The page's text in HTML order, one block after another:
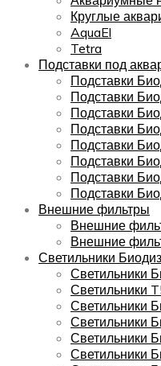
Круглые
AquaEl
Tetra
Подставки под
Подставки
Подставки
Подставки
Подставки
Подставки
Подставки
Подставки
Подставки
Внешние фильтры
Внешние
Внешние
Светильники
Светильники
Светильники
Светильники
Светильники
Светильники
Светильники